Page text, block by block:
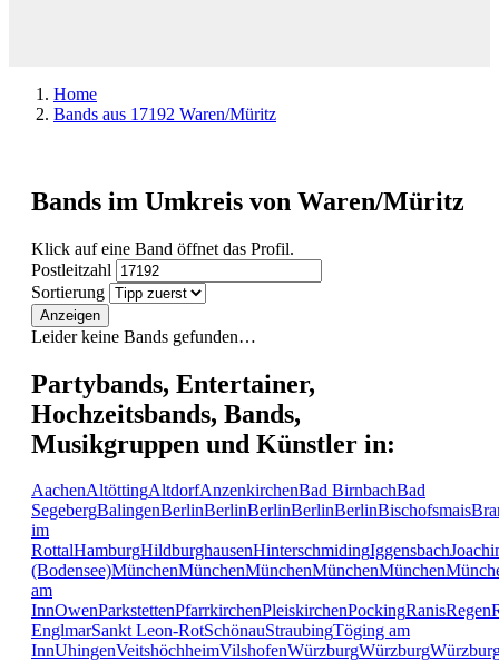
Home
Bands aus 17192 Waren/Müritz
Bands im Umkreis von Waren/Müritz
Klick auf eine Band öffnet das Profil.
Postleitzahl
Sortierung
Anzeigen
Leider keine Bands gefunden…
Partybands, Entertainer,
Hochzeitsbands, Bands,
Musikgruppen und Künstler in:
AachenAltöttingAltdorfAnzenkirchenBad BirnbachBad
SegebergBalingenBerlinBerlinBerlinBerlinBerlinBischofsmais
im
RottalHamburgHildburghausenHinterschmidingIggensbach
(Bodensee)MünchenMünchenMünchenMünchenMünchen
am
InnOwenParkstettenPfarrkirchenPleiskirchenPockingRanisRegen
EnglmarSankt Leon-RotSchönauStraubingTöging am
InnUhingenVeitshöchheimVilshofenWürzburgWürzburg